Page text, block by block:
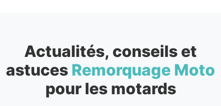
Actualités, conseils et
astuces Remorquage Moto
pour les motards